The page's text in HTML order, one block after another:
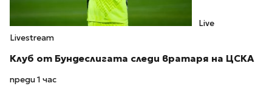
Live
Livestream
Клуб от Бундеслигата следи вратаря на ЦСКА
преди 1 час